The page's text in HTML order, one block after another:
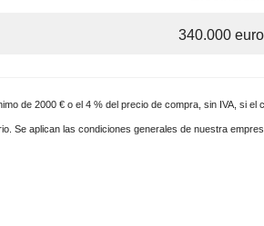
340.000
de 2000 € o el 4 % del precio de compra, sin IVA, si
Se aplican las condiciones generales de nuestra